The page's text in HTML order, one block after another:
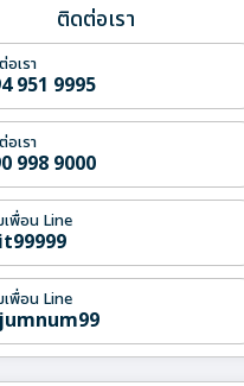
ติดต่อเรา
อเรา
951 9995
อเรา
998 9000
เพื่อน Line
เพื่อน Line